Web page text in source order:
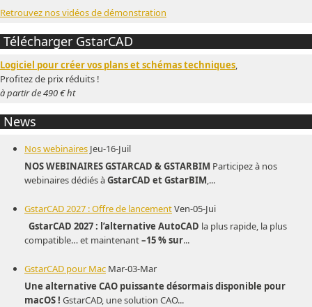
Retrouvez nos vidéos de démonstration
Télécharger GstarCAD
Logiciel pour créer vos plans et schémas techniques,
Profitez de prix réduits !
à partir de 490 € ht
News
Nos webinaires Jeu-16-Juil
NOS WEBINAIRES GSTARCAD & GSTARBIM Participez à nos
webinaires dédiés àGstarCAD et GstarBIM,...
GstarCAD 2027 : Offre de lancementVen-05-Jui
GstarCAD 2027 : l’alternative AutoCAD la plus rapide, la plus
compatible… et maintenant–15 % sur...
GstarCAD pour Mac Mar-03-Mar
Une alternative CAO puissante désormais disponible pour
macOS ! GstarCAD, une solution CAO...